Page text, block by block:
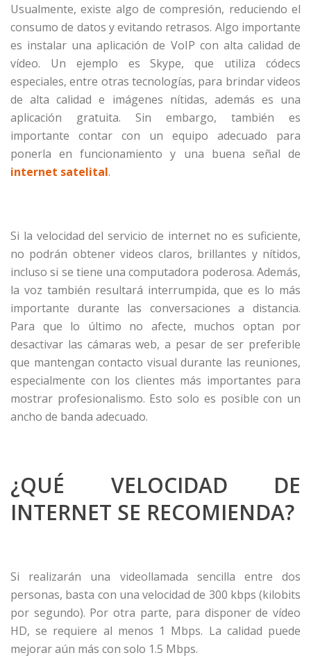
Usualmente, existe algo de compresión, reduciendo el
consumo de datos y evitando retrasos. Algo importante
es instalar una aplicación de VoIP con alta calidad de
vídeo. Un ejemplo es Skype, que utiliza códecs
especiales, entre otras tecnologías, para brindar videos
de alta calidad e imágenes nítidas, además es una
aplicación gratuita. Sin embargo, también es
importante contar con un equipo adecuado para
ponerla en funcionamiento y una buena señal de
internet satelital.
Si la velocidad del servicio de internet no es suficiente,
no podrán obtener videos claros, brillantes y nítidos,
incluso si se tiene una computadora poderosa. Además,
la voz también resultará interrumpida, que es lo más
importante durante las conversaciones a distancia.
Para que lo último no afecte, muchos optan por
desactivar las cámaras web, a pesar de ser preferible
que mantengan contacto visual durante las reuniones,
especialmente con los clientes más importantes para
mostrar profesionalismo. Esto solo es posible con un
ancho de banda adecuado.
¿QUÉ VELOCIDAD DE
INTERNET SE RECOMIENDA?
Si realizarán una videollamada sencilla entre dos
personas, basta con una velocidad de 300 kbps (kilobits
por segundo). Por otra parte, para disponer de vídeo
HD, se requiere al menos 1 Mbps. La calidad puede
mejorar aún más con solo 1.5 Mbps.